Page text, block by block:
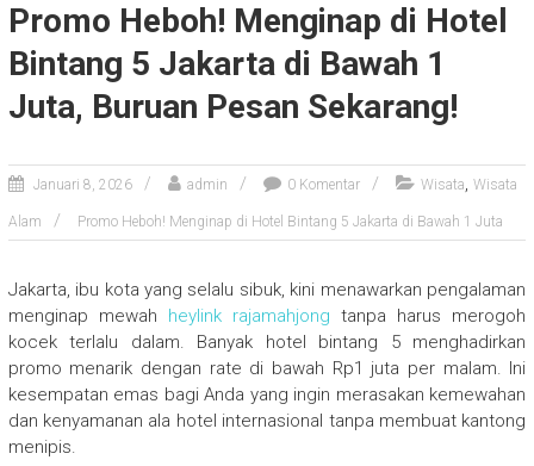
Promo Heboh! Menginap di Hotel
Bintang 5 Jakarta di Bawah 1
Juta, Buruan Pesan Sekarang!
Januari 8, 2026 admin 0 Komentar Wisata, Wisata
Alam Promo Heboh! Menginap di Hotel Bintang 5 Jakarta di Bawah 1 Juta
Jakarta, ibu kota yang selalu sibuk, kini menawarkan pengalaman
menginap mewah heylink rajamahjong tanpa harus merogoh
kocek terlalu dalam. Banyak hotel bintang 5 menghadirkan
promo menarik dengan rate di bawah Rp1 juta per malam. Ini
kesempatan emas bagi Anda yang ingin merasakan kemewahan
dan kenyamanan ala hotel internasional tanpa membuat kantong
menipis.